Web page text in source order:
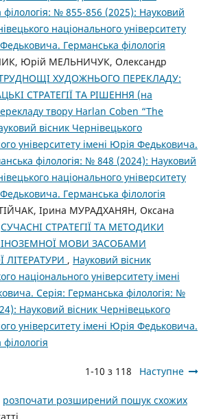
філологія: № 855-856 (2025): Науковий
національного університету
Германська філологія
Юрій МЕЛЬНИЧУК, Олександр
ХУДОЖНЬОГО ПЕРЕКЛАДУ:
СТРАТЕГІЇ ТА РІШЕННЯ (на
твору Harlan Coben “The
вісник Чернівецького
університету імені Юрія Федьковича.
філологія: № 848 (2024): Науковий
національного університету
Германська філологія
Ірина МУРАДХАНЯН, Оксана
СУЧАСНІ СТРАТЕГІЇ ТА МЕТОДИКИ
МОВИ ЗАСОБАМИ
, Науковий вісник
національного університету імені
Серія: Германська філологія: №
Науковий вісник Чернівецького
університету імені Юрія Федьковича.
1-10 з 118 Наступне
розпочати розширений пошук схожих